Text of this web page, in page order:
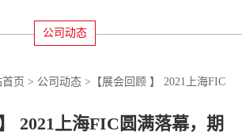
公司动态
首页 > 公司动态 > 【展会回顾 】 2021上海FIC
展会我们不见不散！
2021上海FIC圆满落幕，期